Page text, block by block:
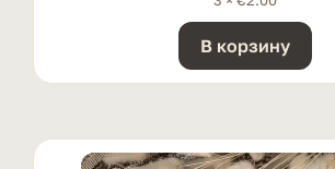
В корзину